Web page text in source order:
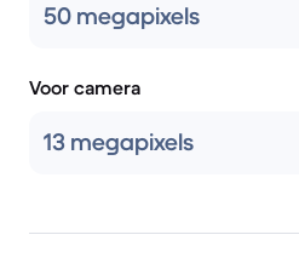
50 megapixels
Voor camera
13 megapixels